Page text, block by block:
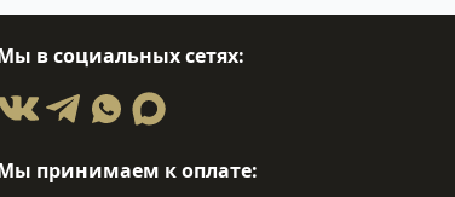
в социальных сетях:
принимаем к оплате: